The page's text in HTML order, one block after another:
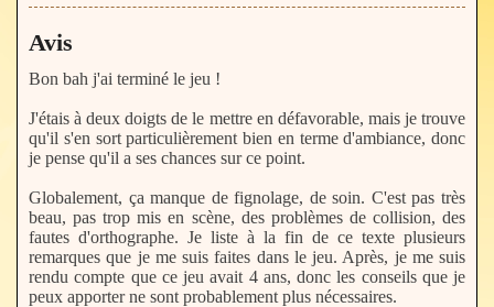
Se connecter
Avis
Bon bah j'ai terminé le jeu !
J'étais à deux doigts de le mettre en défavorable, mais je trouve
qu'il s'en sort particulièrement bien en terme d'ambiance, donc
je pense qu'il a ses chances sur ce point.
Globalement, ça manque de fignolage, de soin. C'est pas très
beau, pas trop mis en scène, des problèmes de collision, des
fautes d'orthographe. Je liste à la fin de ce texte plusieurs
remarques que je me suis faites dans le jeu. Après, je me suis
rendu compte que ce jeu avait 4 ans, donc les conseils que je
peux apporter ne sont probablement plus nécessaires.